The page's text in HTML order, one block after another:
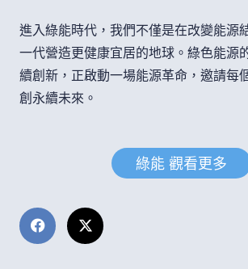
進入綠能時代，我們不僅是在改變能源
一代營造更健康宜居的地球。綠色能源
續創新，正啟動一場能源革命，邀請每
創永續未來。
綠能 觀看更多